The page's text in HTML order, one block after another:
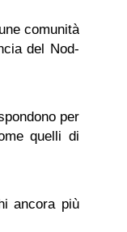
comunità
del Nod-
per
quelli di
ancora più